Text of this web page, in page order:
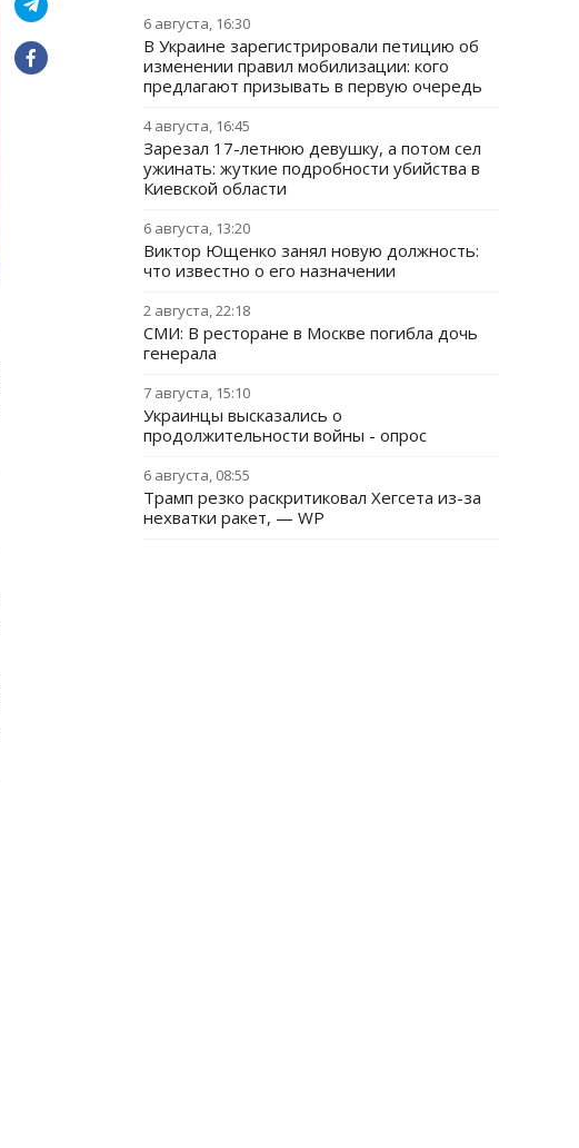
6 августа, 16:30
В Украине зарегистрировали петицию об
изменении правил мобилизации: кого
предлагают призывать в первую очередь
4 августа, 16:45
Зарезал 17-летнюю девушку, а потом сел
ужинать: жуткие подробности убийства в
Киевской области
6 августа, 13:20
Виктор Ющенко занял новую должность:
что известно о его назначении
2 августа, 22:18
СМИ: В ресторане в Москве погибла дочь
генерала
7 августа, 15:10
Украинцы высказались о
продолжительности войны - опрос
6 августа, 08:55
Трамп резко раскритиковал Хегсета из-за
нехватки ракет, — WP